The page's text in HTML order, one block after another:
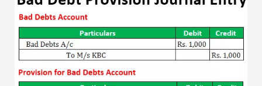
Top Bücher
Finanzkarriere-Leitfäden
Ressourcen für die Finanzzertifizierung